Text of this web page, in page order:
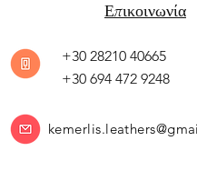
Επικοινωνία
+30 28210 40665
+30 694 472 9248